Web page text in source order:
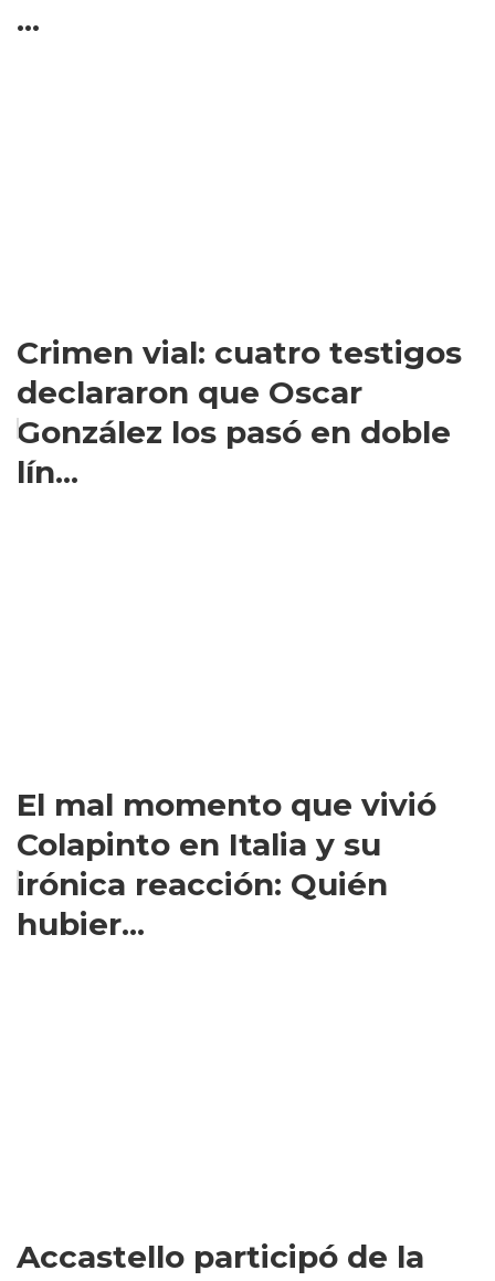
...
Crimen vial: cuatro testigos
declararon que Oscar
González los pasó en doble
lín...
El mal momento que vivió
Colapinto en Italia y su
irónica reacción: Quién
hubier...
Accastello participó de la